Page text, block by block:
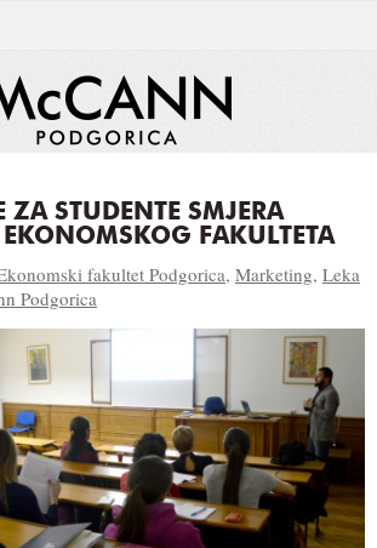
ZA STUDENTE SMJERA
FAKULTETA
fakultet Podgorica, Marketing, Leka
Podgorica